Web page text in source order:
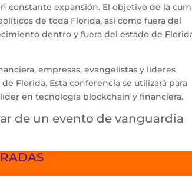
constante expansión. El objetivo de la
de toda Florida, así como fuera del
dentro y fuera del estado de
empresas, evangelistas y líderes
Florida. Esta conferencia se utilizará para
en tecnología blockchain y financiera.
de un evento de vanguardia